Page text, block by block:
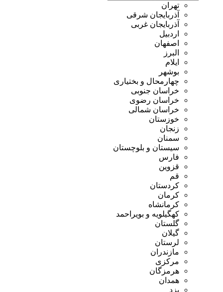
تهران
آذربایجان شرقی
آذربایجان غربی
اردبیل
اصفهان
البرز
ایلام
بوشهر
چهارمحال و بختیاری
خراسان جنوبی
خراسان رضوی
خراسان شمالی
خوزستان
زنجان
سمنان
سیستان و بلوچستان
فارس
قزوین
قم
کردستان
کرمان
کرمانشاه
کهگیلویه و بویراحمد
گلستان
گیلان
لرستان
مازندران
مرکزی
هرمزگان
همدان
یزد